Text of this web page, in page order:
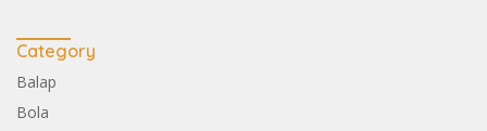
Category
Balap
Bola